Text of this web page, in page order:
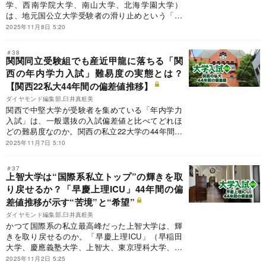
学、西南学院大学、南山大学、北海学園大学）
は、地元国公立大学受験者の滑り止めという「特
権階級」のままでいられるのか。北海道、東北、
トップ大学を脅かす存在に迫る。
2025年11月8日 5:20
＃38
関関同立受験組でも産近甲龍に落ちる「関
西の年内学力入試」難易度の実態とは？
【関西22私大44年間の偏差値推移】
ダイヤモンド編集部,臼井真粧美
関西で中堅大学が受験者を集めている「年内学力
入試」は、一般選抜の入試偏差値と比べてどれほ
どの難易度なのか。関西の私立22大学の44年間の
偏差値推移データを一挙掲載するとともに、年内
2025年11月7日 5:10
＃37
上智大学は“国際系私立トップ”の輝きを取
り戻せるか？「早慶上理ICU」44年間の偏
差値推移が示す“苦境”と“希望”
ダイヤモンド編集部,臼井真粧美
かつて国際系の私立最高峰だった上智大学は、輝
きを取り戻せるのか。「早慶上理ICU」（早稲田
大学、慶應義塾大学、上智大、東京理科大学、国
際基督教大学）の44年間の偏差値推移データとと
2025年11月2日 5:25